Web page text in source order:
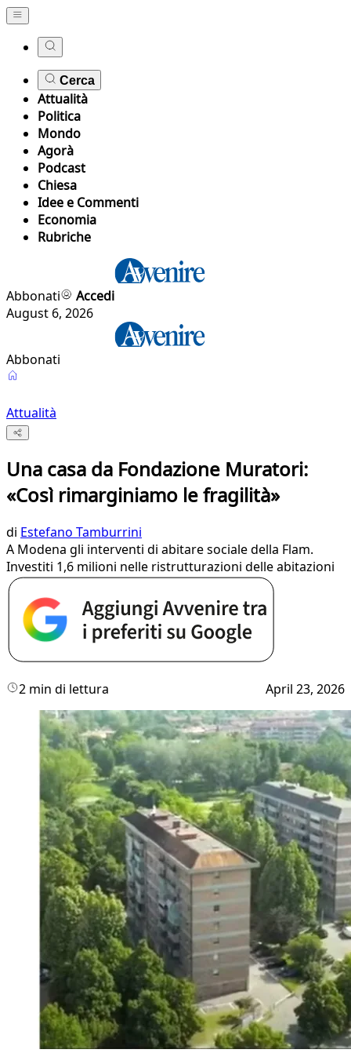
Cerca
Attualità
Politica
Mondo
Agorà
Podcast
Chiesa
Idee e Commenti
Economia
Rubriche
Abbonati
Accedi
August 6, 2026
Abbonati
Attualità
Una casa da Fondazione Muratori:
«Così rimarginiamo le fragilità»
di Estefano Tamburrini
A Modena gli interventi di abitare sociale della Flam.
Investiti 1,6 milioni nelle ristrutturazioni delle abitazioni
2 min di lettura April 23, 2026